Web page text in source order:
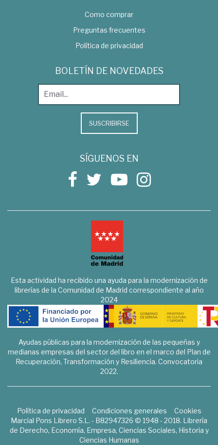
Como comprar
Preguntas frecuentes
Política de privacidad
BOLETÍN DE NOVEDADES
SUSCRIBIRSE
SÍGUENOS EN
Esta actividad ha recibido una ayuda para la modernización de
librerías de la Comunidad de Madrid correspondiente al año
2024
Ayudas públicas para la modernización de las pequeñas y
medianas empresas del sector del libro en el marco del Plan de
Recuperación, Transformación y Resiliencia. Convocatoria
2022.
Política de privacidad Condiciones generales
Cookies
Marcial Pons Librero S.L. - B82947326 © 1948 - 2018. Librería
de Derecho, Economía, Empresa, Ciencias Sociales, Historia y
Ciencias Humanas